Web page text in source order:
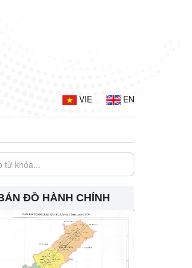
VIE EN
ĐỒ HÀNH CHÍNH